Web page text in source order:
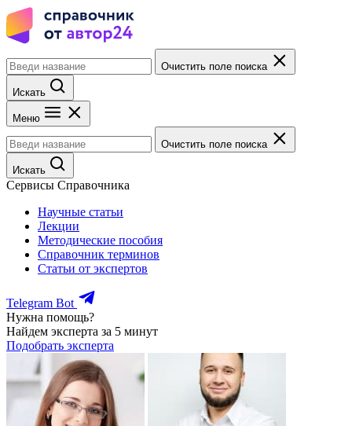
Очистить поле поиска
Искать
Меню
Очистить поле поиска
Искать
Сервисы Справочника
Научные статьи
Лекции
Методические пособия
Справочник терминов
Статьи от экспертов
Telegram Bot
Нужна помощь?
Найдем эксперта за 5 минут
Подобрать эксперта